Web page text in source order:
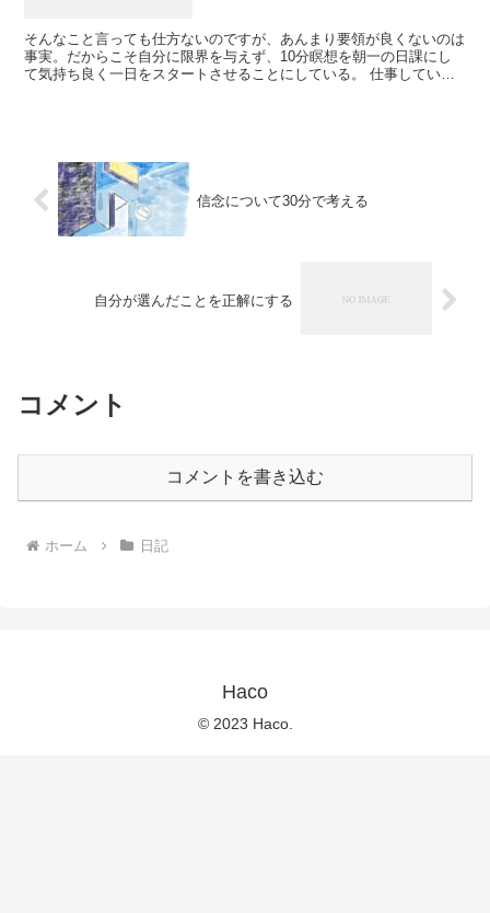
そんなこと言っても仕方ないのですが、あんまり要領が良くないのは
事実。だからこそ自分に限界を与えず、10分瞑想を朝一の日課にし
て気持ち良く一日をスタートさせることにしている。 仕事している
信念について30分で考える
自分が選んだことを正解にする
コメント
コメントを書き込む
ホーム 日記
Haco
© 2023 Haco.